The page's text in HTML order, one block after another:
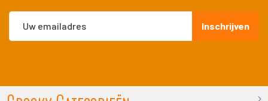
Abonneer
op
Inschrijven